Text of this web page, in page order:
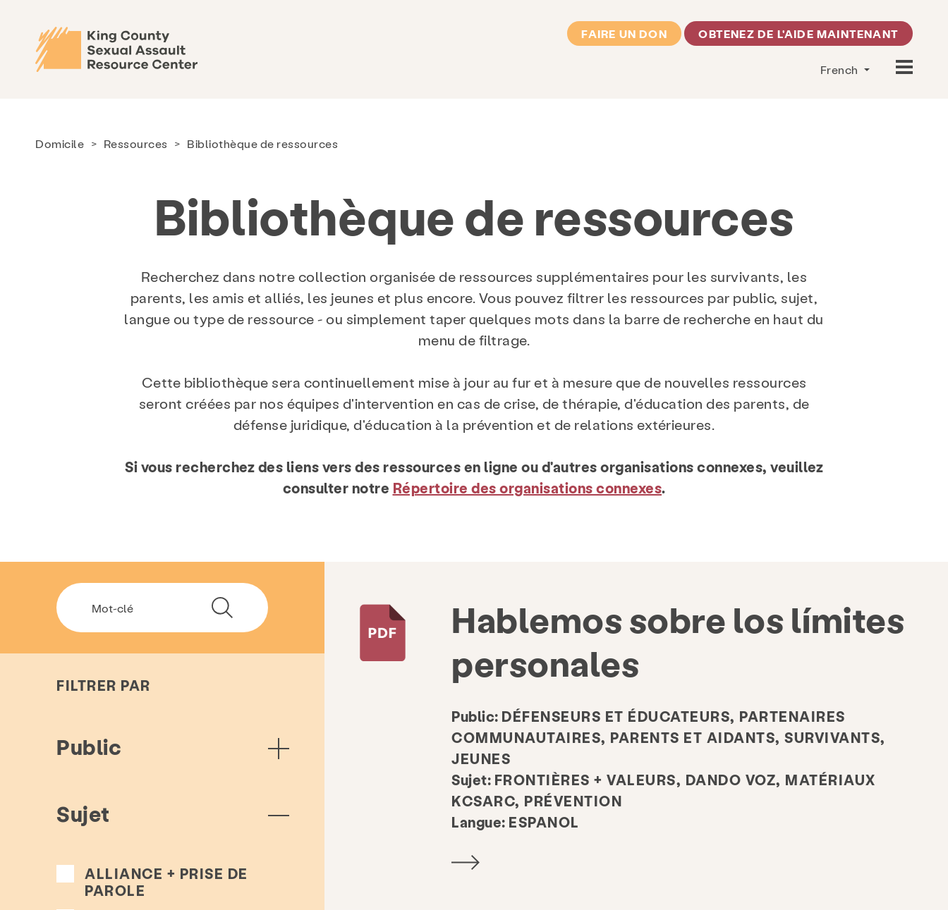
FAIRE UN DON OBTENEZ DE L'AIDE MAINTENANT
French
Domicile > Ressources > Bibliothèque de ressources
Bibliothèque de ressources
Recherchez dans notre collection organisée de ressources supplémentaires pour les survivants, les
parents, les amis et alliés, les jeunes et plus encore. Vous pouvez filtrer les ressources par public, sujet,
langue ou type de ressource - ou simplement taper quelques mots dans la barre de recherche en haut du
menu de filtrage.
Cette bibliothèque sera continuellement mise à jour au fur et à mesure que de nouvelles ressources
seront créées par nos équipes d'intervention en cas de crise, de thérapie, d'éducation des parents, de
défense juridique, d'éducation à la prévention et de relations extérieures.
Si vous recherchez des liens vers des ressources en ligne ou d'autres organisations connexes, veuillez
consulter notre Répertoire des organisations connexes.
FILTRER PAR
Public
Sujet
ALLIANCE + PRISE DE
PAROLE
Hablemos sobre los límites
personales
Public: DÉFENSEURS ET ÉDUCATEURS, PARTENAIRES
COMMUNAUTAIRES, PARENTS ET AIDANTS, SURVIVANTS,
JEUNES
Sujet: FRONTIÈRES + VALEURS, DANDO VOZ, MATÉRIAUX
KCSARC, PRÉVENTION
Langue: ESPANOL